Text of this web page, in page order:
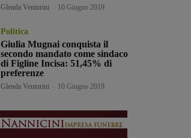
Glenda Venturini 10 Giugno 2019
Politica
Giulia Mugnai conquista il
secondo mandato come sindaco
di Figline Incisa: 51,45% di
preferenze
Glenda Venturini 10 Giugno 2019